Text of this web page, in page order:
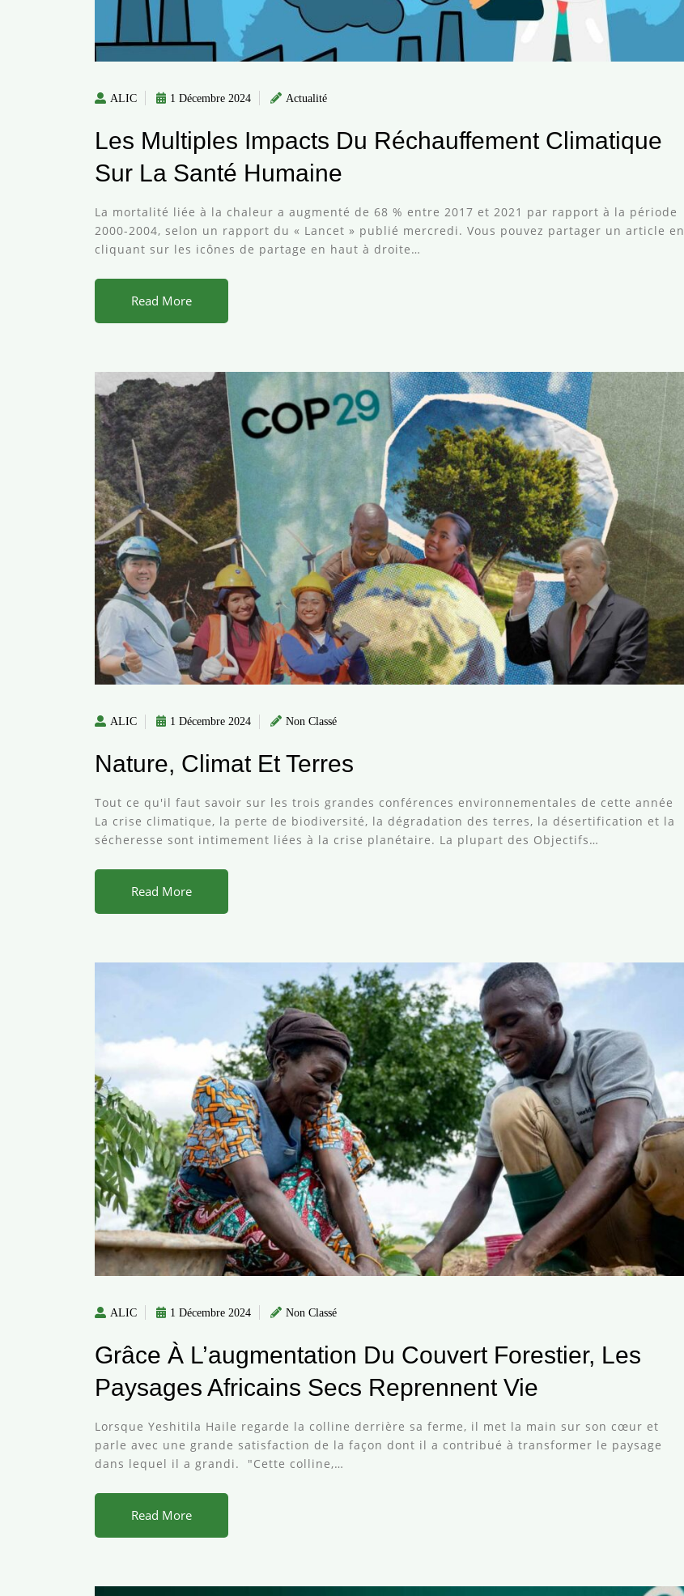
ALIC 1 Décembre 2024 Actualité
Les Multiples Impacts Du Réchauffement Climatique
Sur La Santé Humaine
La mortalité liée à la chaleur a augmenté de 68 % entre 2017 et 2021 par rapport à la période
2000-2004, selon un rapport du « Lancet » publié mercredi. Vous pouvez partager un article en
cliquant sur les icônes de partage en haut à droite…
Read More
ALIC 1 Décembre 2024 Non Classé
Nature, Climat Et Terres
Tout ce qu'il faut savoir sur les trois grandes conférences environnementales de cette année
La crise climatique, la perte de biodiversité, la dégradation des terres, la désertification et la
sécheresse sont intimement liées à la crise planétaire. La plupart des Objectifs…
Read More
ALIC 1 Décembre 2024 Non Classé
Grâce À L’augmentation Du Couvert Forestier, Les
Paysages Africains Secs Reprennent Vie
Lorsque Yeshitila Haile regarde la colline derrière sa ferme, il met la main sur son cœur et
parle avec une grande satisfaction de la façon dont il a contribué à transformer le paysage
dans lequel il a grandi. "Cette colline,…
Read More